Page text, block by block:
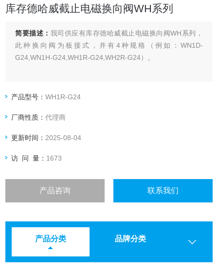
库存德哈威截止电磁换向阀WH系列
简要描述： 我司供应有库存德哈威截止电磁换向阀WH系列，
此种换向阀为板接式，并有4种规格（例如：WN1D-
G24,WN1H-G24,WH1R-G24,WH2R-G24）。
产品型号：WH1R-G24
厂商性质：代理商
更新时间： 2025-08-04
访 问 量： 1673
产品咨询 联系我们
产品分类 品牌分类